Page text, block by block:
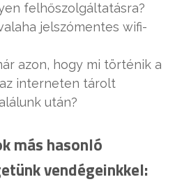
felhőszolgáltatásra?
jelszómentes wifi-
azon, hogy mi történik a
interneten tárolt
nk után?
más hasonló
vendégeinkkel: